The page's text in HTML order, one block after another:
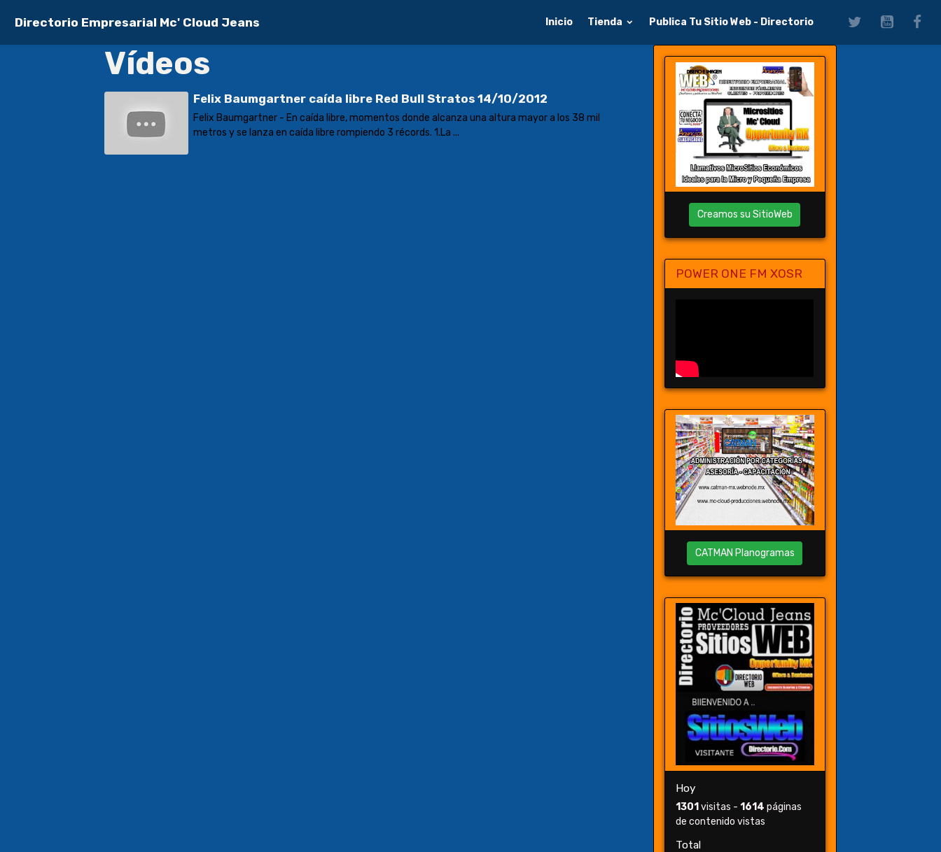
Directorio Empresarial Mc' Cloud Jeans Inicio Tienda Publica Tu Sitio Web - Directorio
Vídeos
Felix Baumgartner caída libre Red Bull Stratos 14/10/2012
Felix Baumgartner - En caída libre, momentos donde alcanza una altura mayor a los 38 mil
metros y se lanza en caída libre rompiendo 3 récords. 1.La ...
Creamos su SitioWeb
POWER ONE FM XOSR
CATMAN Planogramas
Hoy
1301 visitas -1614 páginas
de contenido vistas
Total